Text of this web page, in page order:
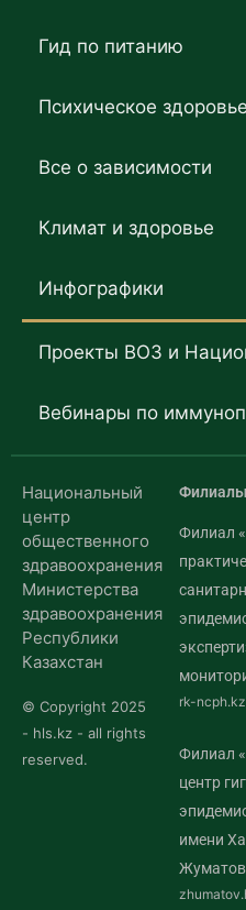
Гид по питанию
Психическое здоровье
Все о зависимости
Климат и здоровье
Инфографики
Проекты ВОЗ и
Вебинары по
Национальный
центр
общественного
здравоохранения
Министерства
здравоохранения
Республики
Казахстан
© Copyright 2025
- hls.kz - all rights
reserved.
Филиалы
Филиал
rk-ncph.kz
Филиал
центр
имени